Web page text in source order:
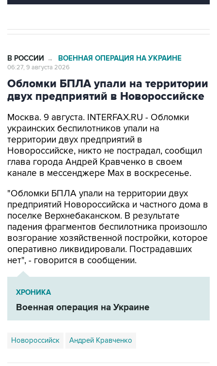
В РОССИИ → ВОЕННАЯ ОПЕРАЦИЯ НА УКРАИНЕ
06:27, 9 августа 2026
Обломки БПЛА упали на территории
двух предприятий в Новороссийске
Москва. 9 августа. INTERFAX.RU - Обломки
украинских беспилотников упали на
территории двух предприятий в
Новороссийске, никто не пострадал, сообщил
глава города Андрей Кравченко в своем
канале в мессенджере Max в воскресенье.
"Обломки БПЛА упали на территории двух
предприятий Новороссийска и частного дома в
поселке Верхнебаканском. В результате
падения фрагментов беспилотника произошло
возгорание хозяйственной постройки, которое
оперативно ликвидировали. Пострадавших
нет", - говорится в сообщении.
ХРОНИКА
Военная операция на Украине
Новороссийск Андрей Кравченко